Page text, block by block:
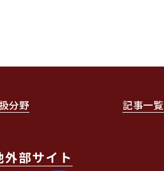
分野 記事一覧
外部サイト